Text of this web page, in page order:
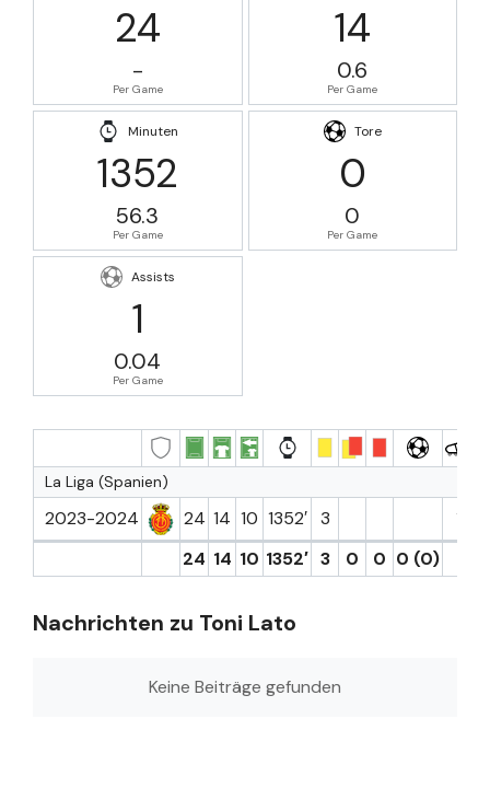
24
-
Per Game
14
0.6
Per Game
Minuten
1352
56.3
Per Game
Tore
0
0
Per Game
Assists
1
0.04
Per Game
La Liga (Spanien)
2023-2024 24 14 10 1352′ 3
1
24 14 10 1352′ 3 0 0 0 (0)
Nachrichten zu Toni Lato
Keine Beiträge gefunden